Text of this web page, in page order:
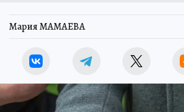
Мария МАМАЕВА